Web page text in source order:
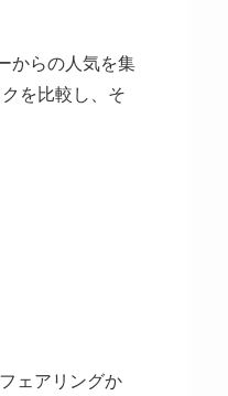
からの人気を集
を比較し、そ
ェアリングか